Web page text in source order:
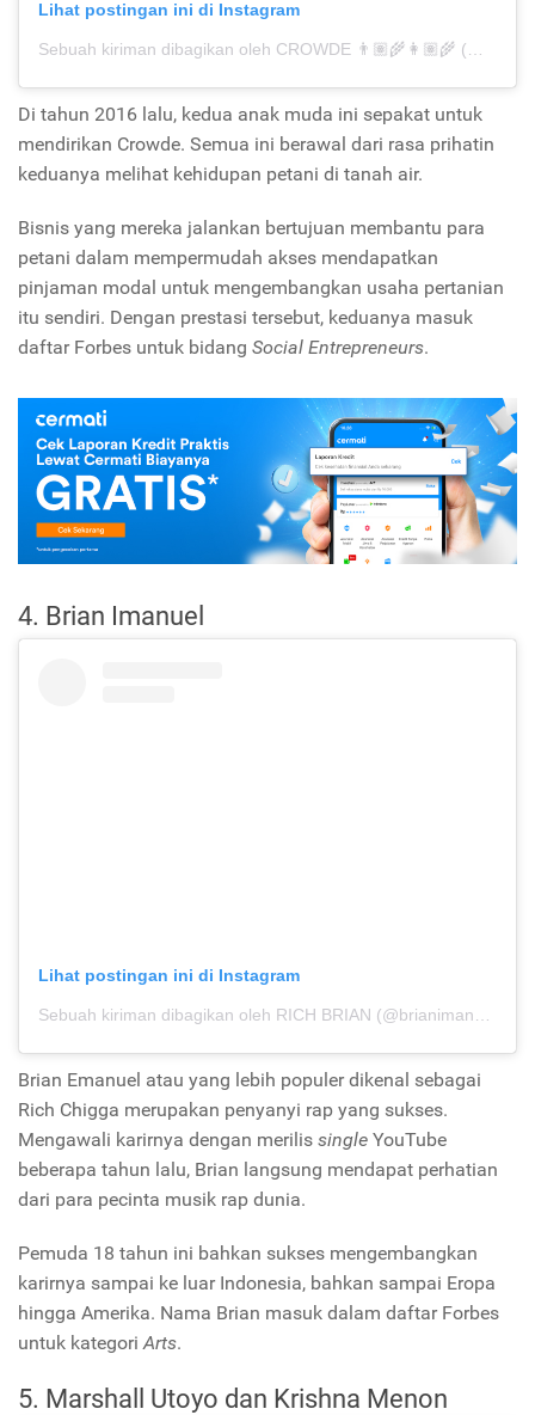
Lihat postingan ini di Instagram
Di tahun 2016 lalu, kedua anak muda ini sepakat untuk
mendirikan Crowde. Semua ini berawal dari rasa prihatin
keduanya melihat kehidupan petani di tanah air.
Bisnis yang mereka jalankan bertujuan membantu para
petani dalam mempermudah akses mendapatkan
pinjaman modal untuk mengembangkan usaha pertanian
itu sendiri. Dengan prestasi tersebut, keduanya masuk
daftar Forbes untuk bidang Social Entrepreneurs.
4. Brian Imanuel
Lihat postingan ini di Instagram
Brian Emanuel atau yang lebih populer dikenal sebagai
Rich Chigga merupakan penyanyi rap yang sukses.
Mengawali karirnya dengan merilis single YouTube
beberapa tahun lalu, Brian langsung mendapat perhatian
dari para pecinta musik rap dunia.
Pemuda 18 tahun ini bahkan sukses mengembangkan
karirnya sampai ke luar Indonesia, bahkan sampai Eropa
hingga Amerika. Nama Brian masuk dalam daftar Forbes
untuk kategoriArts.
5. Marshall Utoyo dan Krishna Menon